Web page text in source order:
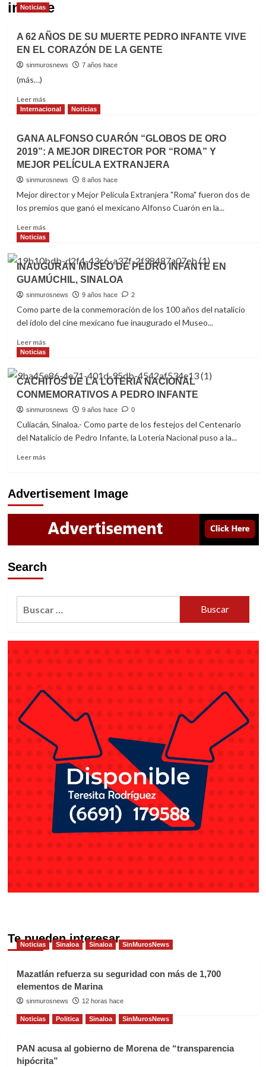
infante
Noticias
A 62 AÑOS DE SU MUERTE PEDRO INFANTE VIVE
EN EL CORAZÓN DE LA GENTE
sinmurosnews 7 años hace
(más…)
Leer másRead
more
62
AÑOS
DE
SU
PEDRO
INFANTE
EN
EL
CORAZÓN
DE
LA
Internacional Noticias
GANA ALFONSO CUARÓN “GLOBOS DE ORO
2019”: A MEJOR DIRECTOR POR “ROMA” Y
MEJOR PELÍCULA EXTRANJERA
sinmurosnews 8 años hace
Mejor director y Mejor Película Extranjera "Roma" fueron dos de
los premios que ganó el mexicano Alfonso Cuarón en la...
Leer másRead
more
GANA
ALFONSO
CUARÓN
“GLOBOS
2019”:
MEJOR
POR
“ROMA”
Y
MEJOR
EXTRANJERA
Noticias
INAUGURAN MUSEO DE PEDRO INFANTE EN
GUAMÚCHIL, SINALOA
sinmurosnews 9 años hace 2
Como parte de la conmemoración de los 100 años del natalicio
del ídolo del cine mexicano fue inaugurado el Museo...
Leer másRead
more
INAUGURAN
MUSEO
DE
PEDRO
INFANTE
EN
GUAMÚCHIL,
Noticias
CACHITOS DE LA LOTERIA NACIONAL
CONMEMORATIVOS A PEDRO INFANTE
sinmurosnews 9 años hace 0
Culiacán, Sinaloa.- Como parte de los festejos del Centenario
del Natalicio de Pedro Infante, la Lotería Nacional puso a la...
Leer másRead
CACHITOS
DE
LA
LOTERIA
NACIONAL
CONMEMORATIVOS
PEDRO
Advertisement Image
Search
Te pueden interesar
Noticias Sinaloa Sinaloa SinMurosNews
Mazatlán refuerza su seguridad con más de 1,700
elementos de Marina
sinmurosnews 12 horas hace
Noticias Politica Sinaloa SinMurosNews
PAN acusa al gobierno de Morena de “transparencia
hipócrita”